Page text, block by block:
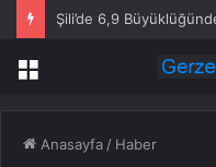
Şili’de 6,9
Menü
Anasayfa / Haber